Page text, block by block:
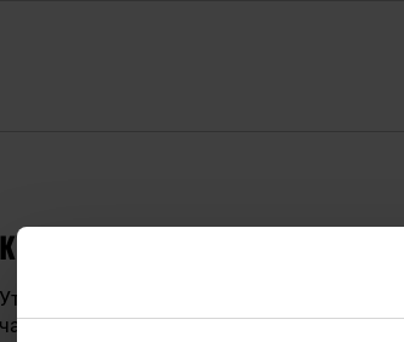
КУРТКА UF PRO DELTA OL 4.0
Утеплена куртка кольору Brown Grey з
частина виготовлена звітрозахисного